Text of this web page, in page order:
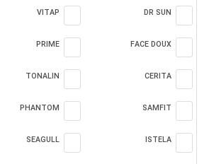
DR SUN
VITAP
FACE DOUX
PRIME
CERITA
TONALIN
SAMFIT
PHANTOM
ISTELA
SEAGULL